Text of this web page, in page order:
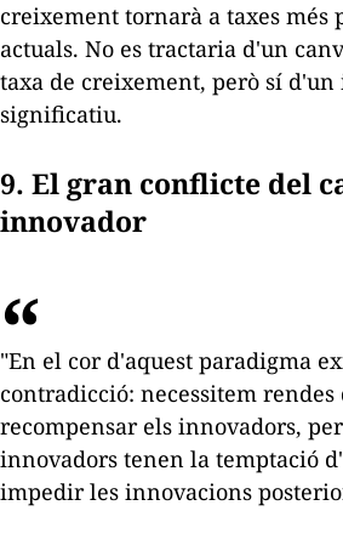
creixement tornarà a taxes més
actuals. No es tractaria d'un
taxa de creixement, però sí
significatiu.
9. El gran conflicte del
innovador
"En el cor d'aquest paradigma
contradicció: necessitem
recompensar els innovadors,
innovadors tenen la temptació
impedir les innovacions